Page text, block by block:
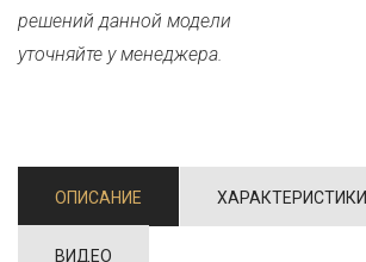
решений данной модели
уточняйте у менеджера.
ОПИСАНИЕ ХАРАКТЕРИСТИКИ
ВИДЕО